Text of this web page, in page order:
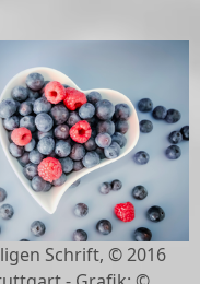
Schrift, © 2016